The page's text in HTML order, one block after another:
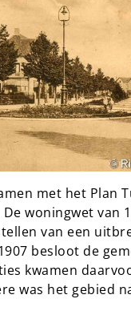
met het Plan
woningwet
van een
besloot de
kwamen
was het gebied